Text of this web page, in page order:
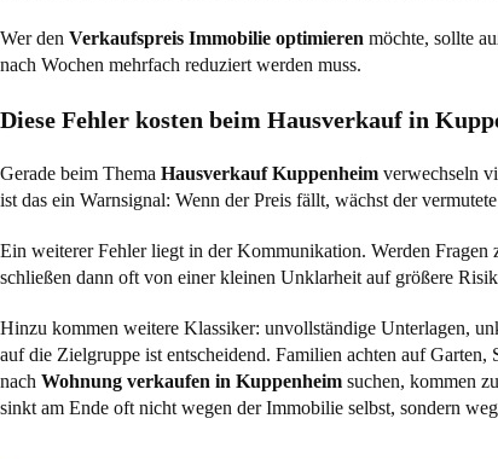
Wer den Verkaufspreis Immobilie optimieren möchte, sollte
nach Wochen mehrfach reduziert werden muss.
Diese Fehler kosten beim Hausverkauf in
Gerade beim Thema Hausverkauf Kuppenheim verwechseln
ist das ein Warnsignal: Wenn der Preis fällt, wächst der
Ein weiterer Fehler liegt in der Kommunikation. Werden
schließen dann oft von einer kleinen Unklarheit auf größere
Hinzu kommen weitere Klassiker: unvollständige Unterlagen,
auf die Zielgruppe ist entscheidend. Familien achten auf
nach Wohnung verkaufen in Kuppenheim suchen, kommen
sinkt am Ende oft nicht wegen der Immobilie selbst, sondern